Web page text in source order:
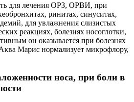
для лечения ОРЗ, ОРВИ, при
ринитах, синуситах,
для увлажнения слизистых
реакциях, болезнях носоглотки,
он оказывается при болезнях
Марис нормализует микрофлору,
носа, при боли в